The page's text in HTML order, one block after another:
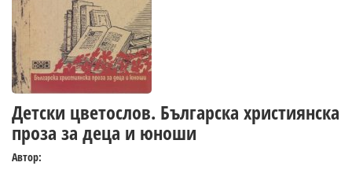
Детски цветослов. Българска християнска
проза за деца и юноши
Автор: